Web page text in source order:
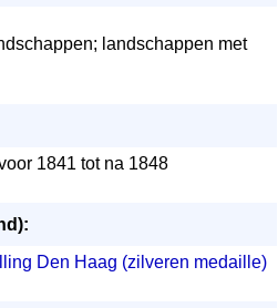
landschappen met
1841 tot na 1848
Den Haag (zilveren medaille)